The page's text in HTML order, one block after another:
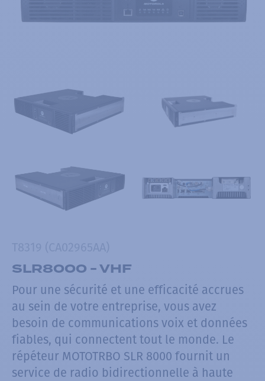
SLR8000 - VHF
Pour une sécurité et une efficacité accrues
au sein de votre entreprise, vous avez
besoin de communications voix et données
fiables, qui connectent tout le monde. Le
répéteur MOTOTRBO SLR 8000 fournit un
service de radio bidirectionnelle à haute